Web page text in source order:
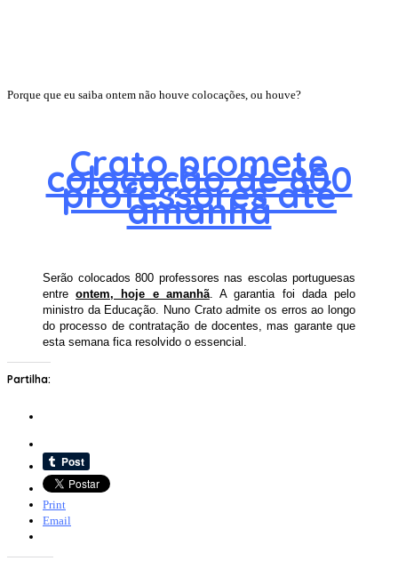
Porque que eu saiba ontem não houve colocações, ou houve?
Crato promete
colocação de 800
professores até
amanhã
Serão colocados 800 professores nas escolas portuguesas
entreontem, hoje e amanhã. A garantia foi dada pelo
ministro da Educação. Nuno Crato admite os erros ao longo
do processo de contratação de docentes, mas garante que
esta semana fica resolvido o essencial.
Partilha:
Print
Email